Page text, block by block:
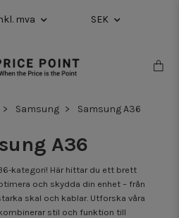
mva SEK
Samsung Samsung A36
A36
kategori! Här hittar du ett brett
och skydda din enhet – från
skal och kablar. Utforska våra
stil och funktion till